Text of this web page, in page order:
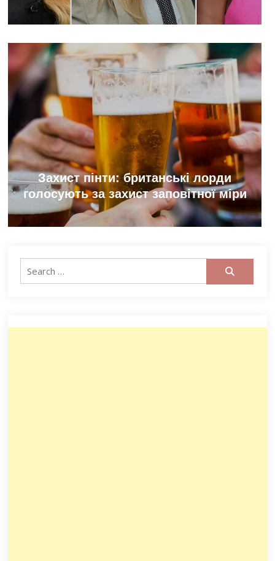
Захист пінти: британські лорди
голосують за захист заповітної міри
Search